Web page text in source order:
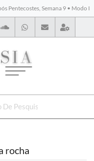
Pentecostes, Semana 9 • Modo I
rocha